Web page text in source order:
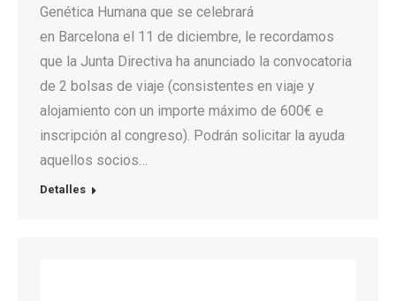
Genética Humana que se celebrará
en Barcelona el 11 de diciembre, le recordamos
que la Junta Directiva ha anunciado la convocatoria
de 2 bolsas de viaje (consistentes en viaje y
alojamiento con un importe máximo de 600€ e
inscripción al congreso). Podrán solicitar la ayuda
aquellos socios…
Detalles